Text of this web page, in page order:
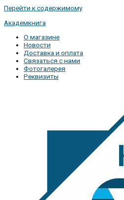
Перейти к содержимому
Академкнига
О магазине
Новости
Доставка и оплата
Связаться с нами
Фотогалерея
Реквизиты